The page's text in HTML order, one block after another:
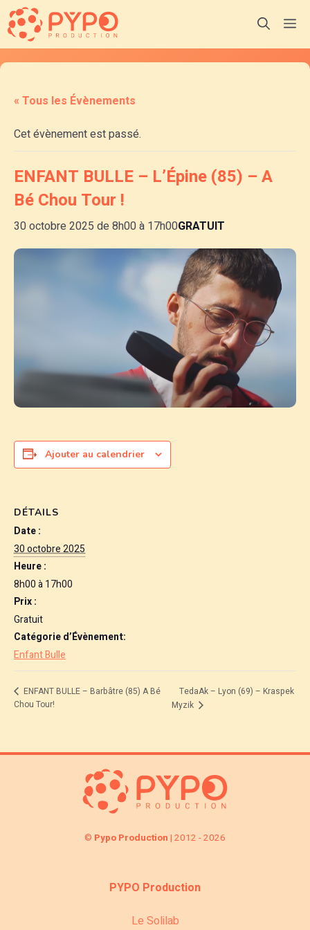
Aller
au
contenu
« Tous les Évènements
Cet évènement est passé.
ENFANT BULLE – L’Épine (85) – A
Bé Chou Tour !
30 octobre 2025 de 8h00à 17h00GRATUIT
Ajouter au calendrier
DÉTAILS
Date :
30 octobre 2025
Heure :
8h00 à 17h00
Prix :
Gratuit
Catégorie d’Évènement:
Enfant Bulle
ENFANT BULLE – Barbâtre (85) A Bé
Chou Tour!
TedaAk – Lyon (69) – Kraspek
Myzik
© Pypo Production | 2012 - 2026
PYPO Production
Le Solilab